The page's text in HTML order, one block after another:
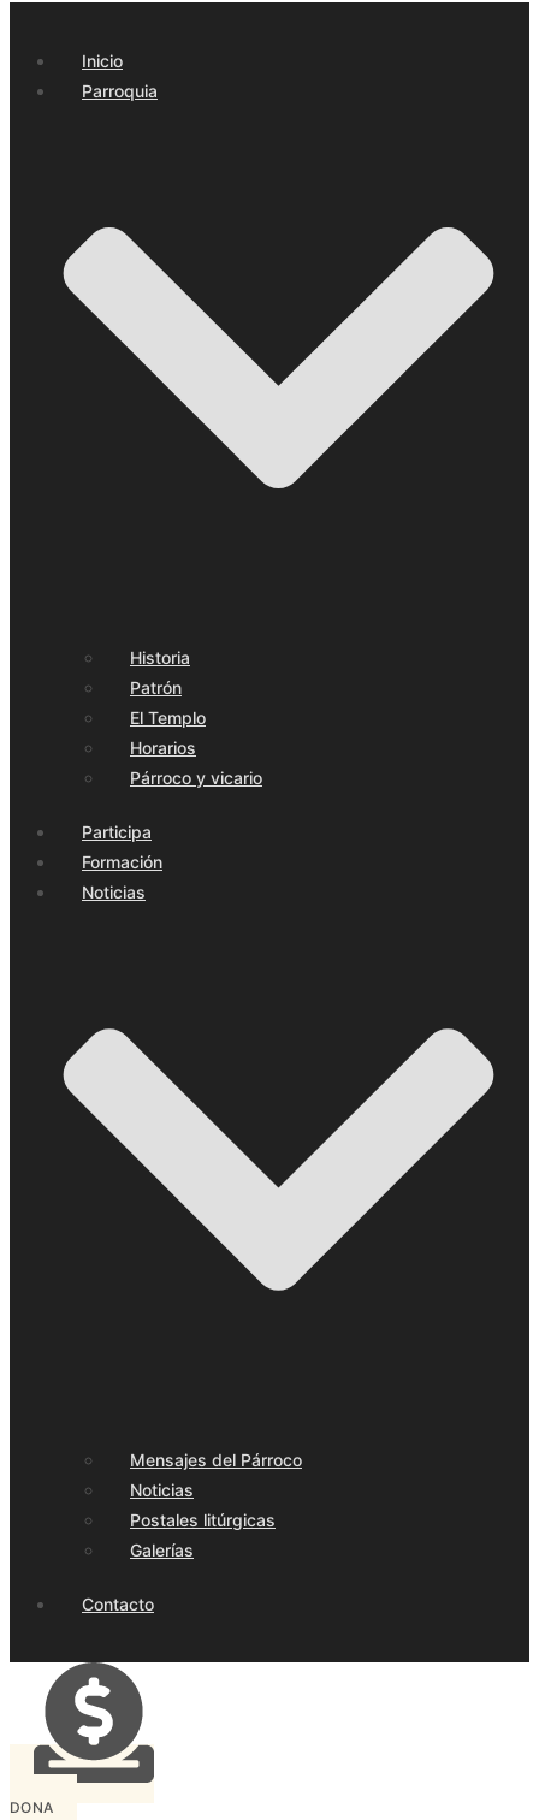
Inicio
Parroquia
Historia
Patrón
El Templo
Horarios
Párroco y vicario
Participa
Formación
Noticias
Mensajes del Párroco
Noticias
Postales litúrgicas
Galerías
Contacto
DONA